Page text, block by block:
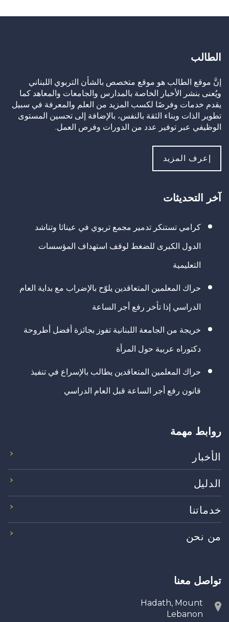
الطالب
إنَّ موقع الطالب هو موقع متخصص بالشأن التربوي اللبناني
ويُعنى بنشر الأخبار الخاصة بالمدارس والجامعات والمعاهد كما
يقدم خدمات وفرصًا لكسب المزيد من العلم والمعرفة في سبيل
تطوير الذات وبناء الثقة بالنفس، بالإضافة إلى تحسين المستوى
الوظيفي عبر توفير عدد من الدورات وفرص العمل.
إعرف المزيد
آخر التحديثات
كرامي تستنكر تدمير مجمع تربوي في عيناثا وتناشد
الدول الكبرى للضغط لوقف استهداف المؤسسات
التعليمية
حراك المعلمين المتعاقدين يلوّح بالإضراب مع بداية العام
الدراسي إذا تأخر رفع أجر الساعة
خريجة من الجامعة اللبنانية تفوز بجائزة أفضل أطروحة
دكتوراه عربية حول المرأة
حراك المعلمين المتعاقدين يطالب بالإسراع في تنفيذ
قانون رفع أجر الساعة قبل العام الدراسي
روابط مهمة
الأخبار
الدليل
خدماتنا
من نحن
تواصل معنا
Hadath, Mount
Lebanon